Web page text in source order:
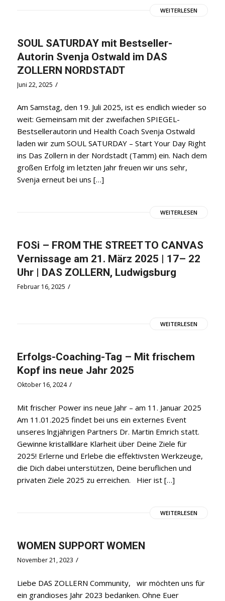
WEITERLESEN
SOUL SATURDAY mit Bestseller-
Autorin Svenja Ostwald im DAS
ZOLLERN NORDSTADT
Juni 22, 2025 /
Am Samstag, den 19. Juli 2025, ist es endlich wieder so
weit: Gemeinsam mit der zweifachen SPIEGEL-
Bestsellerautorin und Health Coach Svenja Ostwald
laden wir zum SOUL SATURDAY – Start Your Day Right
ins Das Zollern in der Nordstadt (Tamm) ein. Nach dem
großen Erfolg im letzten Jahr freuen wir uns sehr,
Svenja erneut bei uns […]
WEITERLESEN
FOSi – FROM THE STREET TO CANVAS
Vernissage am 21. März 2025 | 17– 22
Uhr | DAS ZOLLERN, Ludwigsburg
Februar 16, 2025 /
WEITERLESEN
Erfolgs-Coaching-Tag – Mit frischem
Kopf ins neue Jahr 2025
Oktober 16, 2024 /
Mit frischer Power ins neue Jahr – am 11. Januar 2025
Am 11.01.2025 findet bei uns ein externes Event
unseres lngjährigen Partners Dr. Martin Emrich statt.
Gewinne kristallklare Klarheit über Deine Ziele für
2025! Erlerne und Erlebe die effektivsten Werkzeuge,
die Dich dabei unterstützen, Deine beruflichen und
privaten Ziele 2025 zu erreichen. Hier ist […]
WEITERLESEN
WOMEN SUPPORT WOMEN
November 21, 2023 /
Liebe DAS ZOLLERN Community, wir möchten uns für
ein grandioses Jahr 2023 bedanken. Ohne Euer